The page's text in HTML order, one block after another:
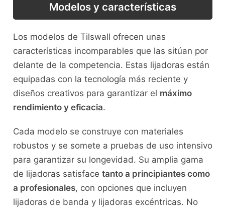
Modelos y características
Los modelos de Tilswall ofrecen unas
características incomparables que las sitúan por
delante de la competencia. Estas lijadoras están
equipadas con la tecnología más reciente y
diseños creativos para garantizar el máximo
rendimiento y eficacia.
Cada modelo se construye con materiales
robustos y se somete a pruebas de uso intensivo
para garantizar su longevidad. Su amplia gama
de lijadoras satisface tanto a principiantes como
a profesionales, con opciones que incluyen
lijadoras de banda y lijadoras excéntricas. No